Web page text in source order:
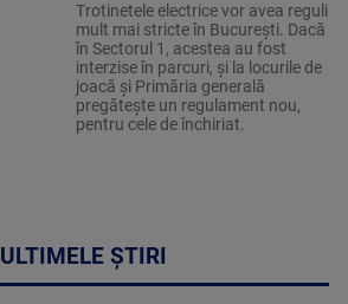
Trotinetele electrice vor avea reguli
mult mai stricte în București. Dacă
în Sectorul 1, acestea au fost
interzise în parcuri, și la locurile de
joacă și Primăria generală
pregătește un regulament nou,
pentru cele de închiriat.
ULTIMELE ȘTIRI